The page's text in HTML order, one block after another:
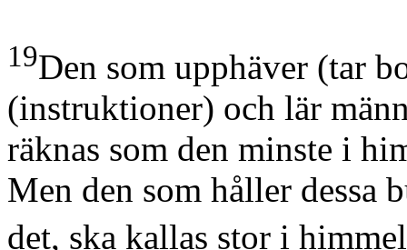
19Den som upphäver (tar
(instruktioner) och lär
räknas som den minste i
Men den som håller dessa
det, ska kallas stor i